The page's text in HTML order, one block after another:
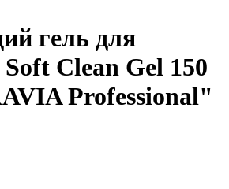
гель для
Clean Gel 150
Professional"